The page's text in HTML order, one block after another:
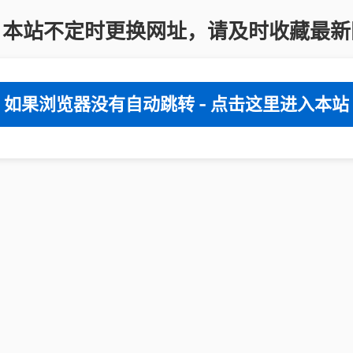
站不定时更换网址，请及时收藏最
如果浏览器没有自动跳转 - 点击这里进入本站